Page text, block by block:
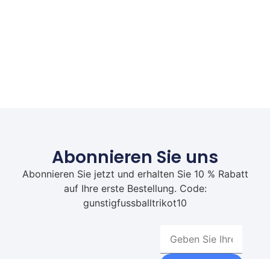
Abonnieren Sie uns
Abonnieren Sie jetzt und erhalten Sie 10 % Rabatt
auf Ihre erste Bestellung. Code:
gunstigfussballtrikot10